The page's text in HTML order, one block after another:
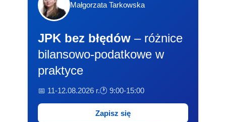
Małgorzata Tarkowska
JPK bez błędów – różnice
bilansowo-podatkowe w
praktyce
📅 11-12.08.2026 r.🕐 9:00-15:00
Zapisz się